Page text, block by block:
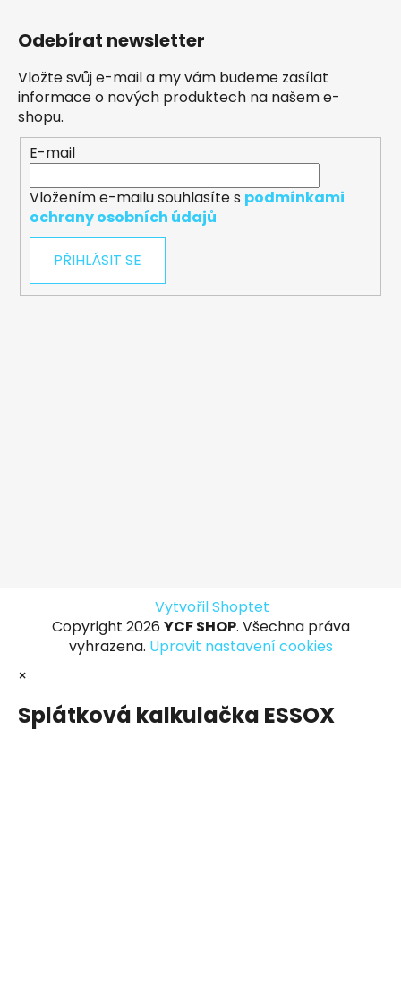
Odebírat newsletter
Vložte svůj e-mail a my vám budeme zasílat
informace o nových produktech na našem e-
shopu.
E-mail
Vložením e-mailu souhlasíte s podmínkami
ochrany osobních údajů
PŘIHLÁSIT SE
Vytvořil Shoptet
Copyright 2026 YCF SHOP. Všechna práva
vyhrazena. Upravit nastavení cookies
×
Splátková kalkulačka ESSOX